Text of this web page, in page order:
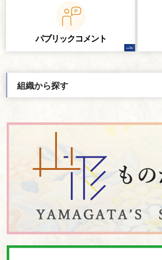
パブリックコメント
組織から探す